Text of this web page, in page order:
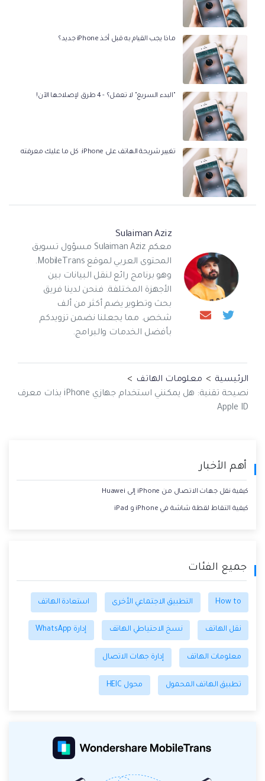
ماذا يجب القيام به قبل أخذ iPhone جديد؟
"البدء السريع" لا تعمل؟ - 4 طرق لإصلاحها الآن!
تغيير شريحة الهاتف على iPhone: كل ما عليك معرفته
Sulaiman Aziz
معكم Sulaiman Aziz مسؤول تسويق
المحتوى العربي لموقع MobileTrans.
وهو برنامج رائع لنقل البيانات بين
الأجهزة المختلفة. فنحن لدينا فريق
بحث وتطوير يضم أكثر من ألف
شخص. مما يجعلنا نضمن تزويدكم
بأفضل الخدمات والبرامج.
الرئيسية > معلومات الهاتف >
نصيحة تقنية: هل يمكنني استخدام جهازي iPhone بذات معرف
Apple ID
أهم الأخبار
كيفية نقل جهات الاتصال من iPhone إلى Huawei
كيفية التقاط لقطة شاشة في iPhone و iPad
جميع الفئات
How to التطبيق الاجتماعي الأخرى استعادة الهاتف
نقل الهاتف نسخ الاحتياطي الهاتف إدارة WhatsApp
معلومات الهاتف إدارة جهات الاتصال
تطبيق الهاتف المحمول محول HEIC